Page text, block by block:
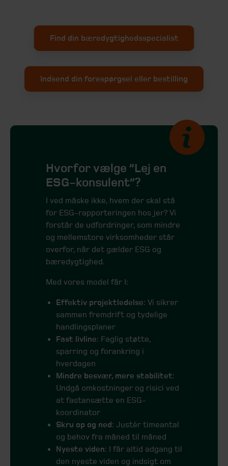
Find din bæredygtighedsspecialist
Indsend din forespørgsel eller bestilling
Hvorfor vælge ”Lej en
ESG-konsulent”?
I ved måske ikke, hvem der skal stå
for ESG-rapporteringen hos jer? Vi
forstår de udfordringer, som mindre
og mellemstore virksomheder står
overfor, når det gælder ESG og
bæredygtighed.
Med vores model får I:
Effektiv projektledelse: Vi sikrer
sammen fremdrift og tydelige
handlingsplaner
Fast livline: Faglig støtte,
sparring og forankring i
hverdagen
Mindre besvær, mere stabilitet:
Undgå omkostninger og risici ved
at fastansætte en ESG-
koordinator
Skru op og ned: Justér timeantal
og behov fra måned til måned
Nyeste viden: I får altid adgang til
den nyeste viden og indsigt om